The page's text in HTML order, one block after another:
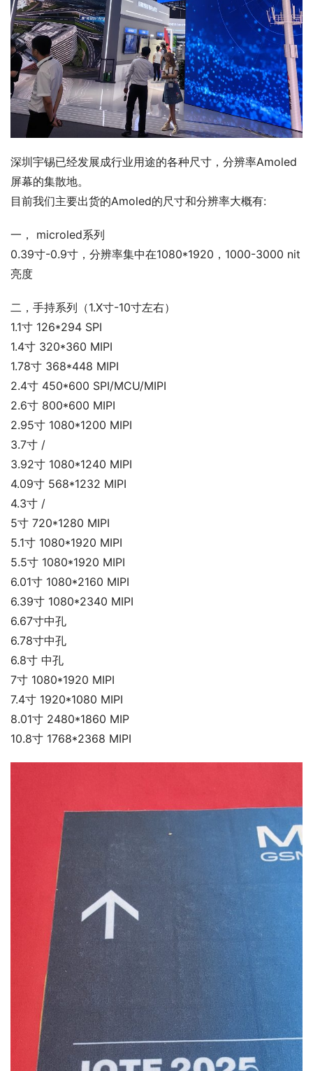
深圳宇锡已经发展成行业用途的各种尺寸，分辨率Amoled
屏幕的集散地。
目前我们主要出货的Amoled的尺寸和分辨率大概有:
一， microled系列
0.39寸-0.9寸，分辨率集中在1080*1920，1000-3000 nit
亮度
二，手持系列（1.X寸-10寸左右）
1.1寸 126*294 SPI
1.4寸 320*360 MIPI
1.78寸 368*448 MIPI
2.4寸 450*600 SPI/MCU/MIPI
2.6寸 800*600 MIPI
2.95寸 1080*1200 MIPI
3.7寸 /
3.92寸 1080*1240 MIPI
4.09寸 568*1232 MIPI
4.3寸 /
5寸 720*1280 MIPI
5.1寸 1080*1920 MIPI
5.5寸 1080*1920 MIPI
6.01寸 1080*2160 MIPI
6.39寸 1080*2340 MIPI
6.67寸中孔
6.78寸中孔
6.8寸 中孔
7寸 1080*1920 MIPI
7.4寸 1920*1080 MIPI
8.01寸 2480*1860 MIP
10.8寸 1768*2368 MIPI